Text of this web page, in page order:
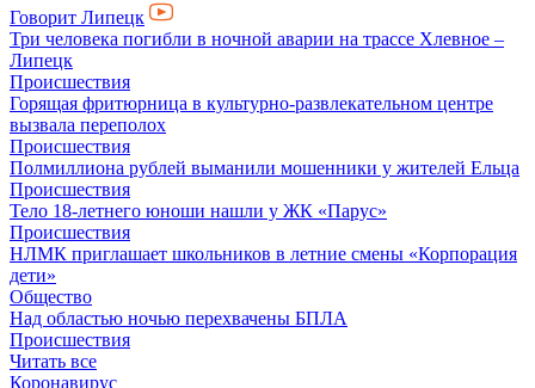
Говорит Липецк
Три человека погибли в ночной аварии на трассе Хлевное –
Липецк
Происшествия
Горящая фритюрница в культурно-развлекательном центре
вызвала переполох
Происшествия
Полмиллиона рублей выманили мошенники у жителей Ельца
Происшествия
Тело 18-летнего юноши нашли у ЖК «Парус»
Происшествия
НЛМК приглашает школьников в летние смены «Корпорация
дети»
Общество
Над областью ночью перехвачены БПЛА
Происшествия
Читать все
Коронавирус